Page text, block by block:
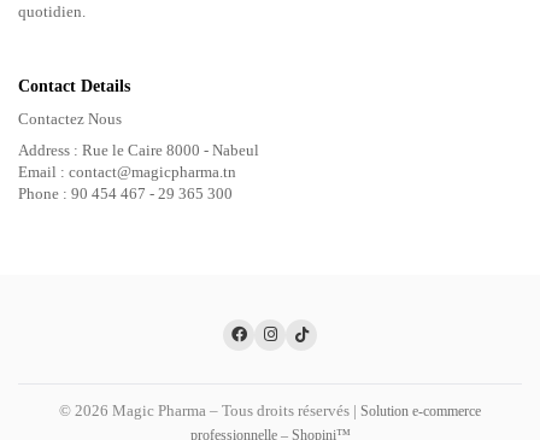
quotidien.
Contact Details
Contactez Nous
Address : Rue le Caire 8000 - Nabeul
Email : contact@magicpharma.tn
Phone : 90 454 467 - 29 365 300
© 2026 Magic Pharma – Tous droits réservés | Solution e-commerce
professionnelle – Shopini™